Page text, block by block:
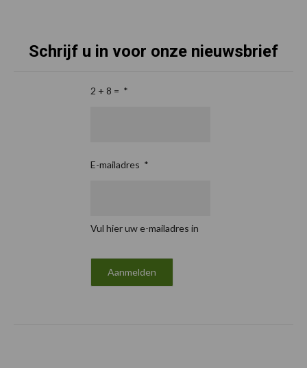
Schrijf u in voor onze nieuwsbrief
2 + 8 = *
E-mailadres *
Vul hier uw e-mailadres in